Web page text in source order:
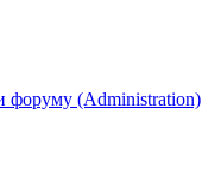
(Administration)